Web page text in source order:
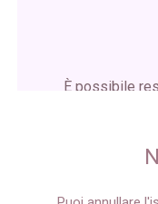
È possibile